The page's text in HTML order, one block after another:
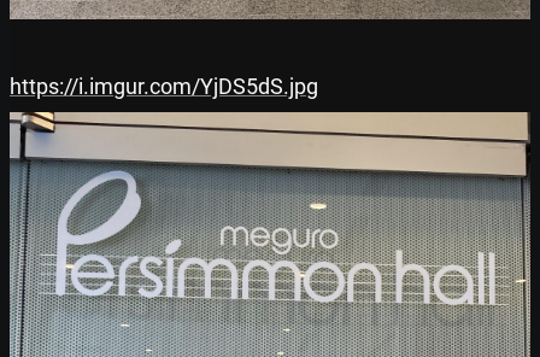
https://i.imgur.com/YjDS5dS.jpg